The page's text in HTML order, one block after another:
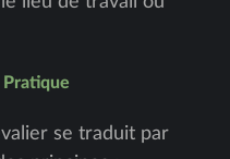
se traduit par